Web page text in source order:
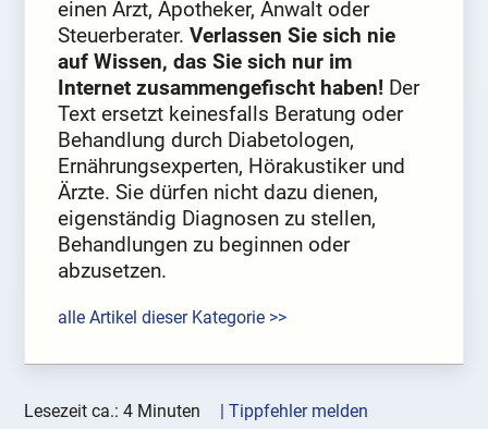
einen Arzt, Apotheker, Anwalt oder
Steuerberater.Verlassen Sie sich nie
auf Wissen, das Sie sich nur im
Internet zusammengefischt haben! Der
Text ersetzt keinesfalls Beratung oder
Behandlung durch Diabetologen,
Ernährungsexperten, Hörakustiker und
Ärzte. Sie dürfen nicht dazu dienen,
eigenständig Diagnosen zu stellen,
Behandlungen zu beginnen oder
abzusetzen.
alle Artikel dieser Kategorie >>
Lesezeit ca.: 4 Minuten
| Tippfehler melden